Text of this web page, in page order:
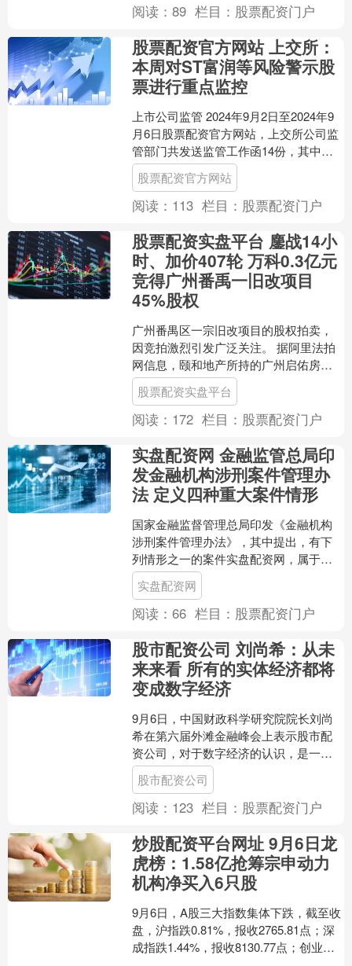
阅读：89 栏目： 股票配资门户
股票配资官方网站 上交所：
本周对ST富润等风险警示股
票进行重点监控
上市公司监管 2024年9月2日至2024年9
月6日股票配资官方网站，上交所公司监
管部门共发送监管工作函14份，其中监
管问询函2份、监管工作函12份；通过事
中事....
股票配资官方网站
阅读： 113 栏目： 股票配资门户
股票配资实盘平台 鏖战14小
时、加价407轮 万科0.3亿元
竞得广州番禹一旧改项目
45%股权
广州番禺区一宗旧改项目的股权拍卖，
因竞拍激烈引发广泛关注。 据阿里法拍
网信息，颐和地产所持的广州启佑房地
产开发有限公司45%股权日前完成拍卖，
该标的物起拍价45....
股票配资实盘平台
阅读： 172 栏目： 股票配资门户
实盘配资网 金融监管总局印
发金融机构涉刑案件管理办
法 定义四种重大案件情形
国家金融监督管理总局印发《金融机构
涉刑案件管理办法》，其中提出，有下
列情形之一的案件实盘配资网，属于重
大案件：（一）涉案业务余额等值人民
币一亿元（含）以上的；（....
实盘配资网
阅读：66 栏目： 股票配资门户
股市配资公司 刘尚希：从未
来来看 所有的实体经济都将
变成数字经济
9月6日，中国财政科学研究院院长刘尚
希在第六届外滩金融峰会上表示股市配
资公司，对于数字经济的认识，是一个
不断深化、不断拓展的过程。在传统的
语境下，实体经济是与虚....
股市配资公司
阅读： 123 栏目： 股票配资门户
炒股配资平台网址 9月6日龙
虎榜：1.58亿抢筹宗申动力
机构净买入6只股
9月6日，A股三大指数集体下跌，截至收
盘，沪指跌0.81%，报收2765.81点；深
成指跌1.44%，报收8130.77点；创业板